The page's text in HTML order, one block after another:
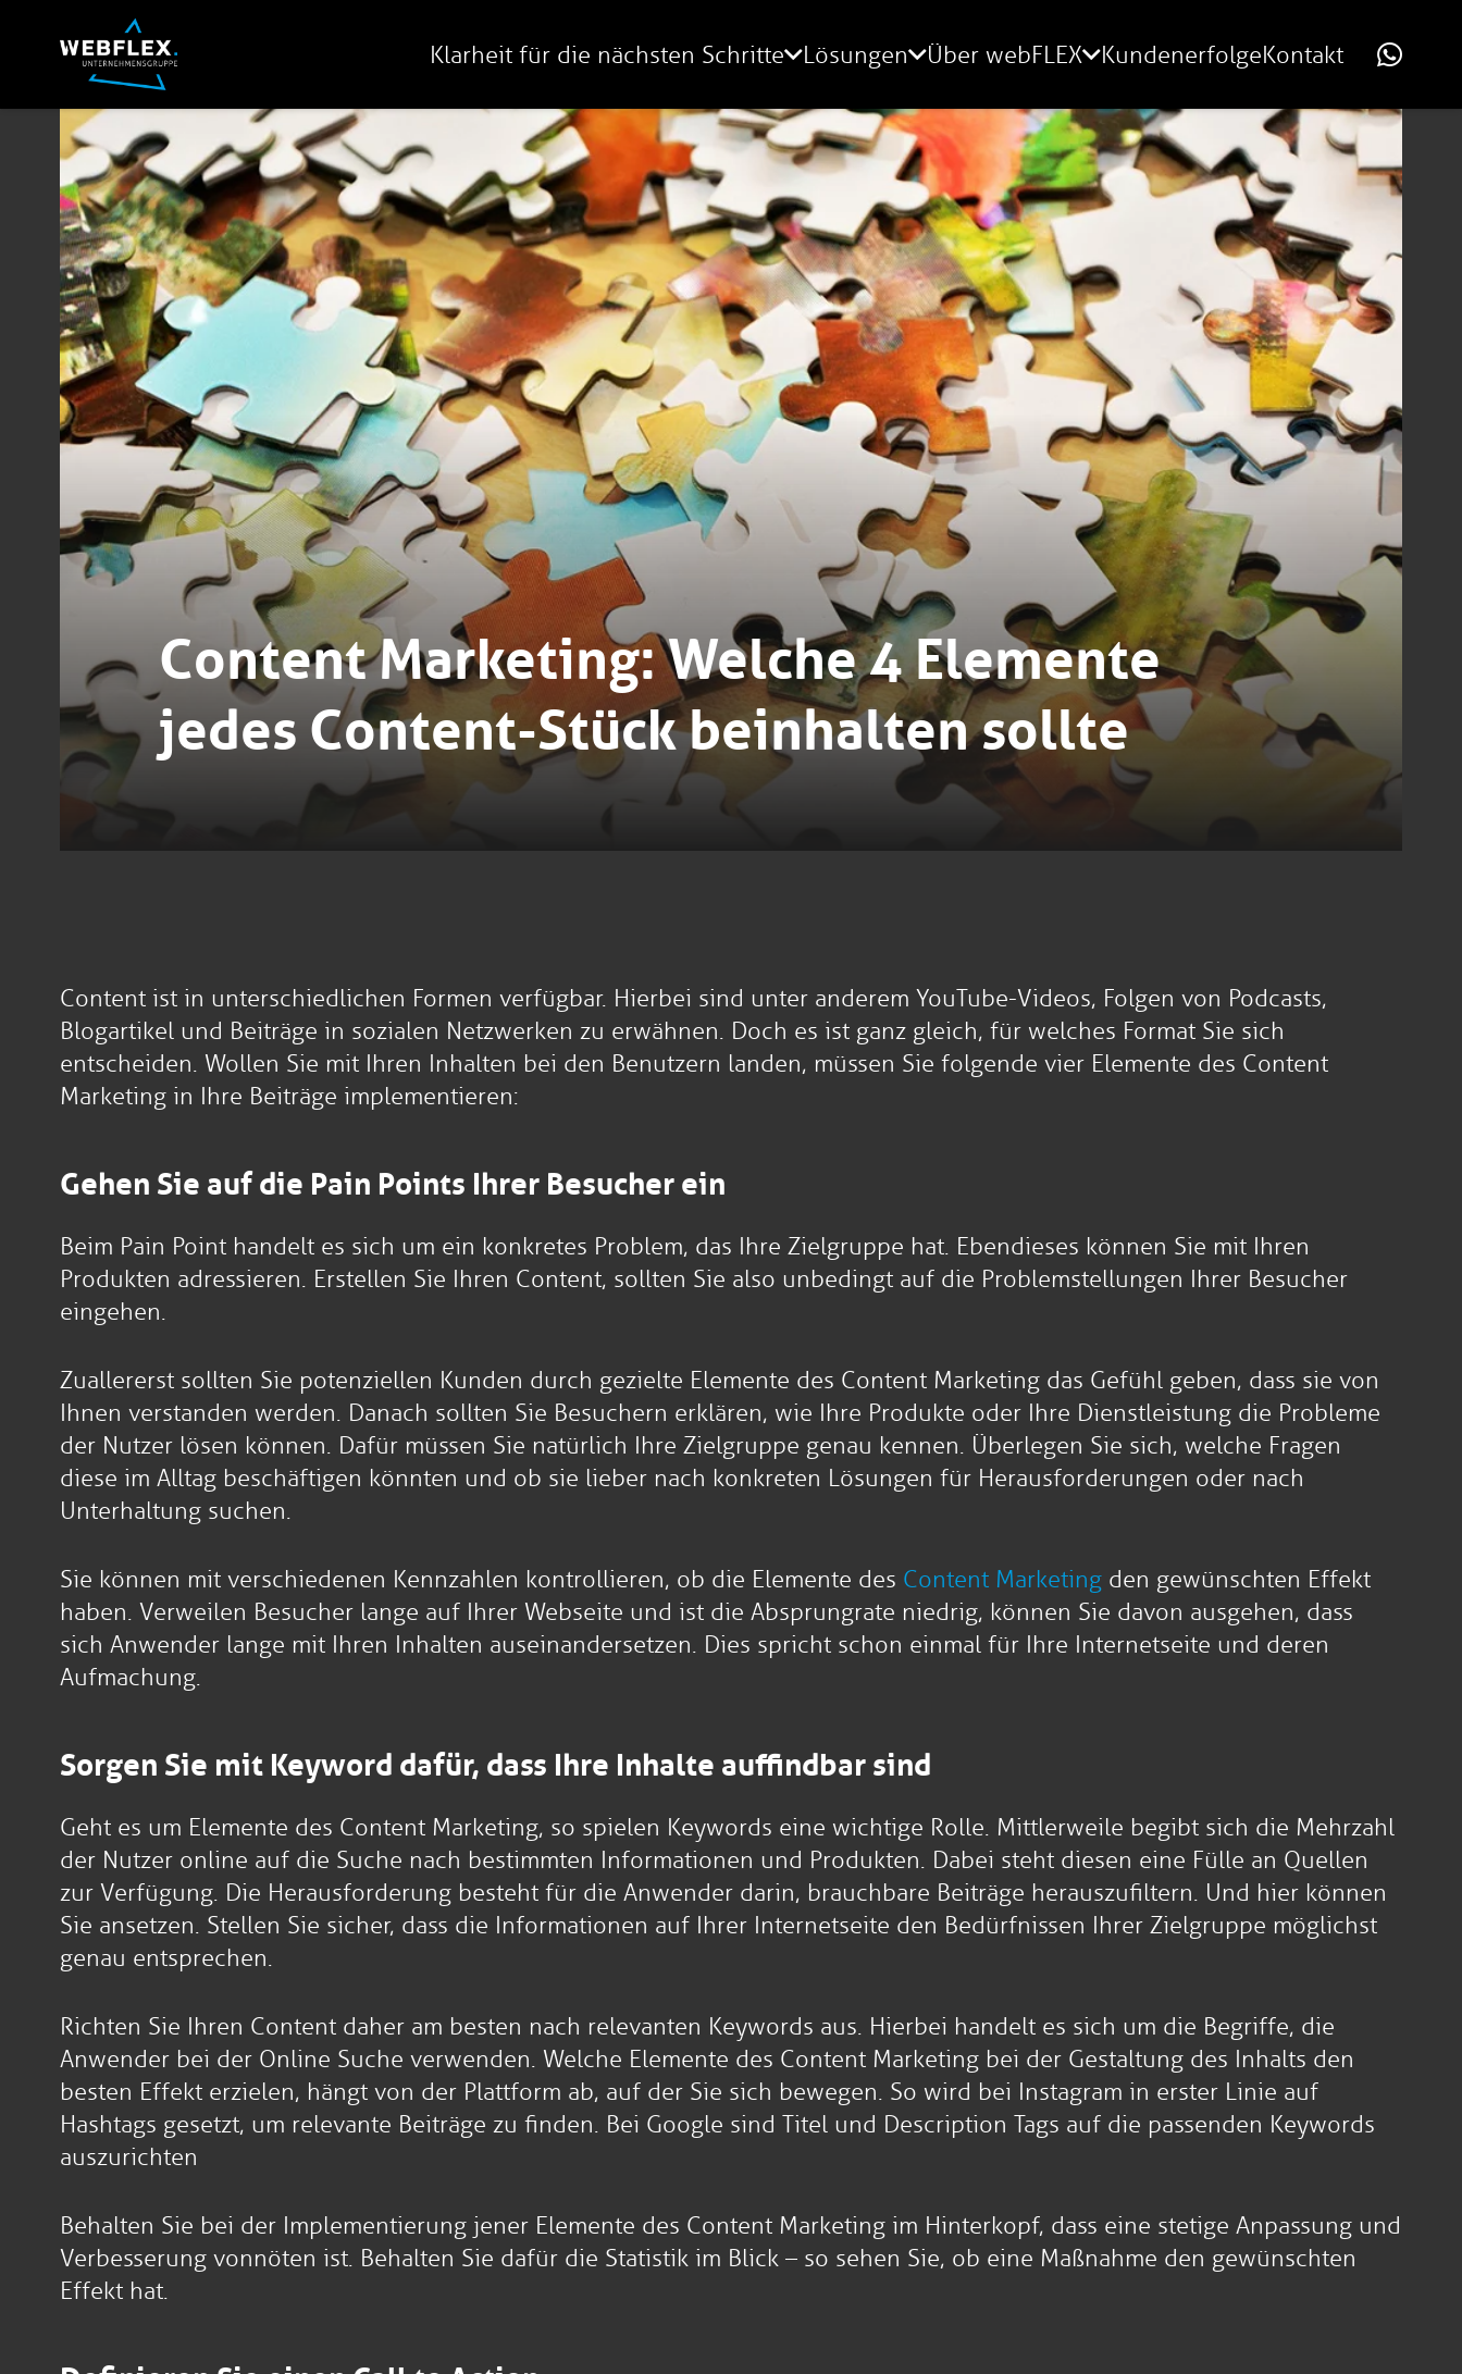
Klarheit für die nächsten Schritte Lösungen Über webFLEX KundenerfolgeKontakt
Content Marketing: Welche 4 Elemente
jedes Content-Stück beinhalten sollte
Content ist in unterschiedlichen Formen verfügbar. Hierbei sind unter anderem YouTube-Videos, Folgen von Podcasts,
Blogartikel und Beiträge in sozialen Netzwerken zu erwähnen. Doch es ist ganz gleich, für welches Format Sie sich
entscheiden. Wollen Sie mit Ihren Inhalten bei den Benutzern landen, müssen Sie folgende vier Elemente des Content
Marketing in Ihre Beiträge implementieren:
Gehen Sie auf die Pain Points Ihrer Besucher ein
Beim Pain Point handelt es sich um ein konkretes Problem, das Ihre Zielgruppe hat. Ebendieses können Sie mit Ihren
Produkten adressieren. Erstellen Sie Ihren Content, sollten Sie also unbedingt auf die Problemstellungen Ihrer Besucher
eingehen.
Zuallererst sollten Sie potenziellen Kunden durch gezielte Elemente des Content Marketing das Gefühl geben, dass sie von
Ihnen verstanden werden. Danach sollten Sie Besuchern erklären, wie Ihre Produkte oder Ihre Dienstleistung die Probleme
der Nutzer lösen können. Dafür müssen Sie natürlich Ihre Zielgruppe genau kennen. Überlegen Sie sich, welche Fragen
diese im Alltag beschäftigen könnten und ob sie lieber nach konkreten Lösungen für Herausforderungen oder nach
Unterhaltung suchen.
Sie können mit verschiedenen Kennzahlen kontrollieren, ob die Elemente des Content Marketing den gewünschten Effekt
haben. Verweilen Besucher lange auf Ihrer Webseite und ist die Absprungrate niedrig, können Sie davon ausgehen, dass
sich Anwender lange mit Ihren Inhalten auseinandersetzen. Dies spricht schon einmal für Ihre Internetseite und deren
Aufmachung.
Sorgen Sie mit Keyword dafür, dass Ihre Inhalte auffindbar sind
Geht es um Elemente des Content Marketing, so spielen Keywords eine wichtige Rolle. Mittlerweile begibt sich die Mehrzahl
der Nutzer online auf die Suche nach bestimmten Informationen und Produkten. Dabei steht diesen eine Fülle an Quellen
zur Verfügung. Die Herausforderung besteht für die Anwender darin, brauchbare Beiträge herauszufiltern. Und hier können
Sie ansetzen. Stellen Sie sicher, dass die Informationen auf Ihrer Internetseite den Bedürfnissen Ihrer Zielgruppe möglichst
genau entsprechen.
Richten Sie Ihren Content daher am besten nach relevanten Keywords aus. Hierbei handelt es sich um die Begriffe, die
Anwender bei der Online Suche verwenden. Welche Elemente des Content Marketing bei der Gestaltung des Inhalts den
besten Effekt erzielen, hängt von der Plattform ab, auf der Sie sich bewegen. So wird bei Instagram in erster Linie auf
Hashtags gesetzt, um relevante Beiträge zu finden. Bei Google sind Titel und Description Tags auf die passenden Keywords
auszurichten
Behalten Sie bei der Implementierung jener Elemente des Content Marketing im Hinterkopf, dass eine stetige Anpassung und
Verbesserung vonnöten ist. Behalten Sie dafür die Statistik im Blick – so sehen Sie, ob eine Maßnahme den gewünschten
Effekt hat.